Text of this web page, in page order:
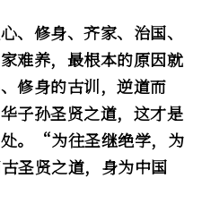
、修身、齐家、治国、
难养，最根本的原因就
修身的古训，逆道而
子孙圣贤之道，这才是
。“为往圣继绝学，为
圣贤之道，身为中国